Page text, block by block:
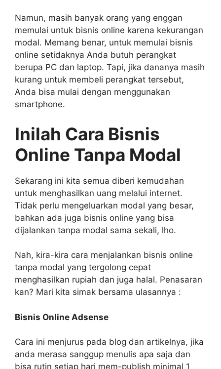
Namun, masih banyak orang yang enggan
memulai untuk bisnis online karena kekurangan
modal. Memang benar, untuk memulai bisnis
online setidaknya Anda butuh perangkat
berupa PC dan laptop. Tapi, jika dananya masih
kurang untuk membeli perangkat tersebut,
Anda bisa mulai dengan menggunakan
smartphone.
Inilah Cara Bisnis
Online Tanpa Modal
Sekarang ini kita semua diberi kemudahan
untuk menghasilkan uang melalui internet.
Tidak perlu mengeluarkan modal yang besar,
bahkan ada juga bisnis online yang bisa
dijalankan tanpa modal sama sekali, lho.
Nah, kira-kira cara menjalankan bisnis online
tanpa modal yang tergolong cepat
menghasilkan rupiah dan juga halal. Penasaran
kan? Mari kita simak bersama ulasannya :
Bisnis Online Adsense
Cara ini menjurus pada blog dan artikelnya, jika
anda merasa sanggup menulis apa saja dan
bisa rutin setiap hari mem-publish minimal 1